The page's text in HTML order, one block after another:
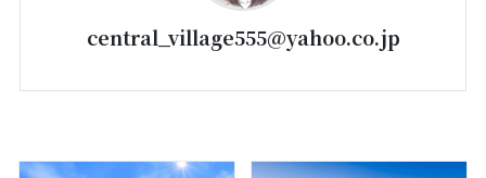
central_village555@yahoo.co.jp